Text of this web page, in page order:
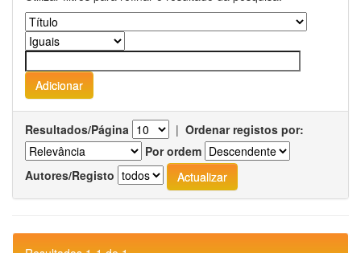
Resultados/Página | Ordenar registos por:
Por ordem
Autores/Registo